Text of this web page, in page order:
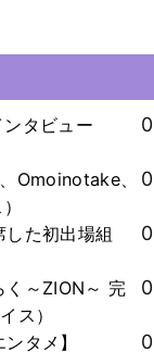
タビュー
0
Omoinotake、
0
した初出場組
0
く～ZION～ 完
ス）
0
タメ】 0